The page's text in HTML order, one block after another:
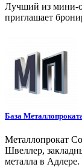
Лучший из мини-
приглашает
База
Металлопрокат
Швеллер,
металла в Адлере.